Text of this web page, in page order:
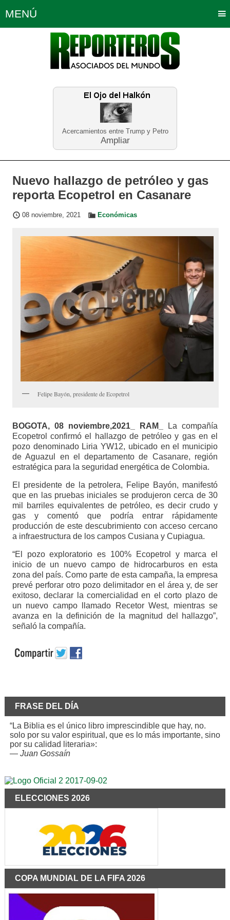
Acercamientos entre Trump y Petro
Ampliar
MENÚ
Política Opinión Bogotá
Planeta Tierra Deportes
Educación Neira
Nuevo hallazgo de petróleo y gas
reporta Ecopetrol en Casanare
08 noviembre, 2021 Económicas
Felipe Bayón, presidente de Ecopetrol
BOGOTA, 08 noviembre,2021_ RAM_
La compañía
Ecopetrol confirmó el hallazgo de petróleo y gas en el
pozo denominado Liria YW12, ubicado en el municipio
de Aguazul en el departamento de Casanare, región
estratégica para la seguridad energética de Colombia.
El presidente de la petrolera, Felipe Bayón, manifestó
que en las pruebas iniciales se produjeron cerca de 30
mil barriles equivalentes de petróleo, es decir crudo y
gas y comentó que podría entrar rápidamente
producción de este descubrimiento con acceso cercano
a infraestructura de los campos Cusiana y Cupiagua.
“El pozo exploratorio es 100% Ecopetrol y marca el
inicio de un nuevo campo de hidrocarburos en esta
zona del país. Como parte de esta campaña, la empresa
prevé perforar otro pozo delimitador en el área y, de ser
exitoso, declarar la comercialidad en el corto plazo de
un nuevo campo llamado Recetor West, mientras se
avanza en la definición de la magnitud del hallazgo”,
señaló la compañía.
FRASE DEL DÍA
“La Biblia es el único libro imprescindible que hay, no.
solo por su valor espiritual, que es lo más importante, sino
por su calidad literaria»:
— Juan Gossaín
ELECCIONES 2026
COPA MUNDIAL DE LA FIFA 2026